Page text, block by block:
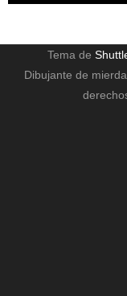
Tema de
Dibujante de